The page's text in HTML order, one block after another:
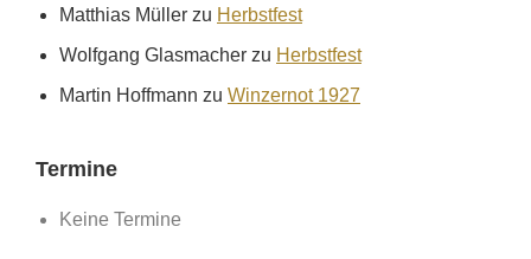
Matthias Müller zu Herbstfest
Wolfgang Glasmacher zu Herbstfest
Martin Hoffmann zu Winzernot 1927
Termine
Keine Termine